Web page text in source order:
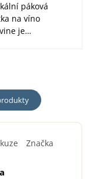
páková
na víno
je
Značka